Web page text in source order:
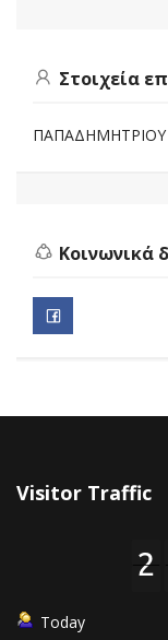
Στοιχεία
Κοινωνικά
Visitor Traffic
Today